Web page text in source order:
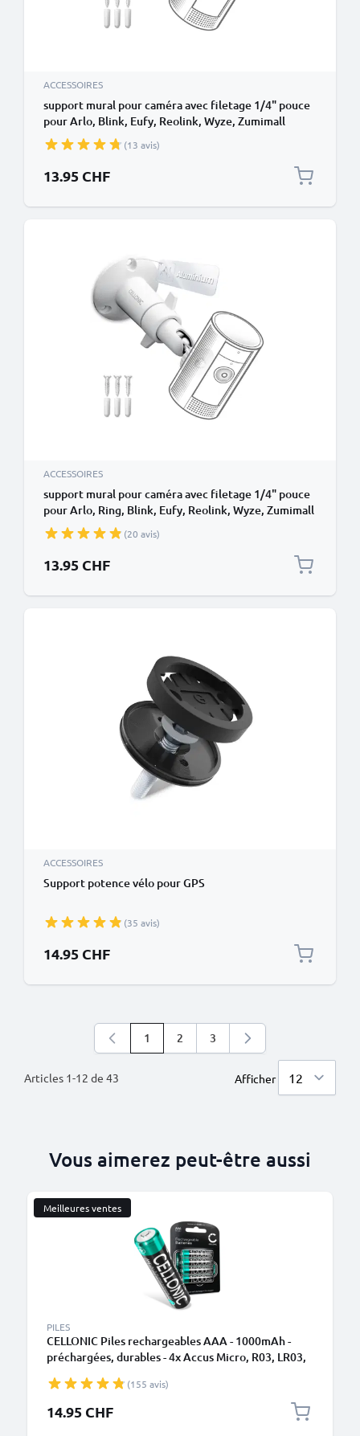
ACCESSOIRES
support mural pour caméra avec filetage 1/4" pouce
pour Arlo, Blink, Eufy, Reolink, Wyze, Zumimall
fixation caméra de surveillance intérieur et
extérieur, Security camera mount
(13 avis)
13.95 CHF
ACCESSOIRES
support mural pour caméra avec filetage 1/4" pouce
pour Arlo, Ring, Blink, Eufy, Reolink, Wyze, Zumimall
fixation caméra de surveillance intérieur et
extérieur, Security camera mount
(20 avis)
13.95 CHF
ACCESSOIRES
Support potence vélo pour GPS
(35 avis)
14.95 CHF
Articles 1-12 de 43
Vous lisez actuellement la page
1 Page
2 Page
3
Afficher
Vous aimerez peut-être aussi
Meilleures ventes
PILES
CELLONIC Piles rechargeables AAA - 1000mAh -
préchargées, durables - 4x Accus Micro, R03, LR03,
(155 avis)
14.95 CHF